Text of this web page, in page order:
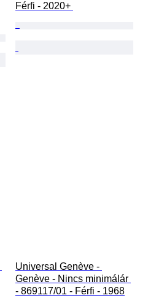
Férfi - 2020+
Universal Genève -
Genève - Nincs minimálár
- 869117/01 - Férfi - 1968